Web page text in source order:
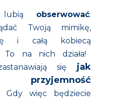
lubią obserwować.
Twoją mimikę,
i całą kobiecą
To na nich działa!
się jak
przyjemność
Gdy więc będziecie